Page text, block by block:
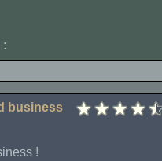
:
business
!